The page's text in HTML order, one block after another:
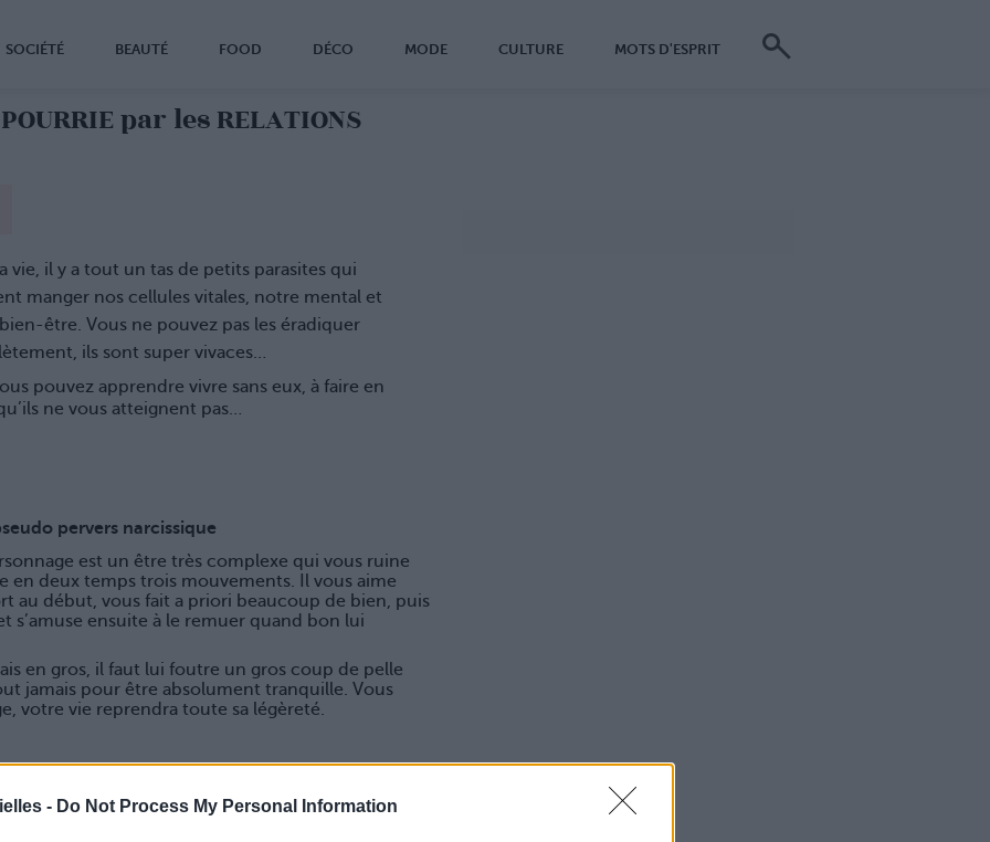
- Do Not Process My Personal Information
SOCIÉTÉ BEAUTÉ FOOD DÉCO MODE CULTURE MOTS D'ESPRIT
par les RELATIONS
vie, il y a tout un tas de petits parasites qui
manger nos cellules vitales, notre mental et
être. Vous ne pouvez pas les éradiquer
ils sont super vivaces…
pouvez apprendre vivre sans eux, à faire en
ne vous atteignent pas…
pervers narcissique
est un être très complexe qui vous ruine
en deux temps trois mouvements. Il vous aime
au début, vous fait a priori beaucoup de bien, puis
s’amuse ensuite à le remuer quand bon lui
en gros, il faut lui foutre un gros coup de pelle
jamais pour être absolument tranquille. Vous
votre vie reprendra toute sa légèreté.